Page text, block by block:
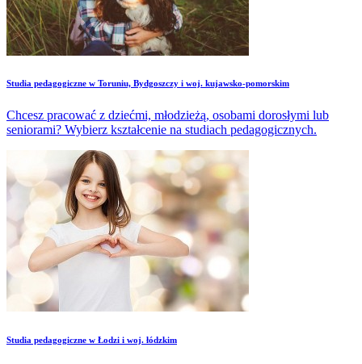
Studia pedagogiczne w Toruniu, Bydgoszczy i woj. kujawsko-pomorskim
Chcesz pracować z dziećmi, młodzieżą, osobami dorosłymi lub
seniorami? Wybierz kształcenie na studiach pedagogicznych.
Studia pedagogiczne w Łodzi i woj. łódzkim